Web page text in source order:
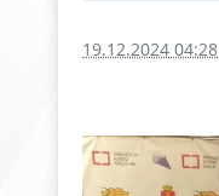
19.12.2024 04:28